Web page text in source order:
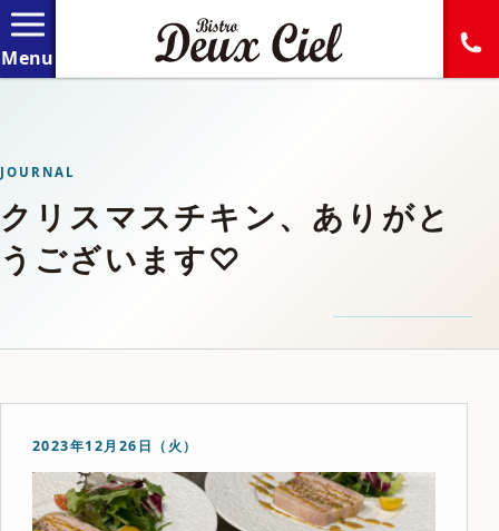
JOURNAL
クリスマスチキン、ありがと
うございます♡
2023年12月26日（火）